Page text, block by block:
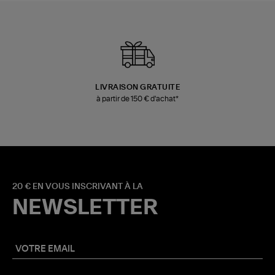
LIVRAISON GRATUITE
à partir de 150 € d'achat*
20 € EN VOUS INSCRIVANT À LA
NEWSLETTER